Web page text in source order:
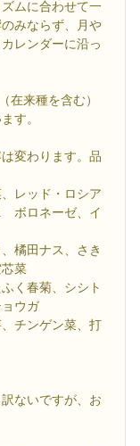
ムに合わせて一
みならず、月や
レンダーに沿っ
在来種を含む）
す。
変わります。品
レッド・ロシア
ボロネーゼ、イ
橘田ナス、さき
菜
く春菊、シシト
ウガ
チンゲン菜、打
ないですが、お